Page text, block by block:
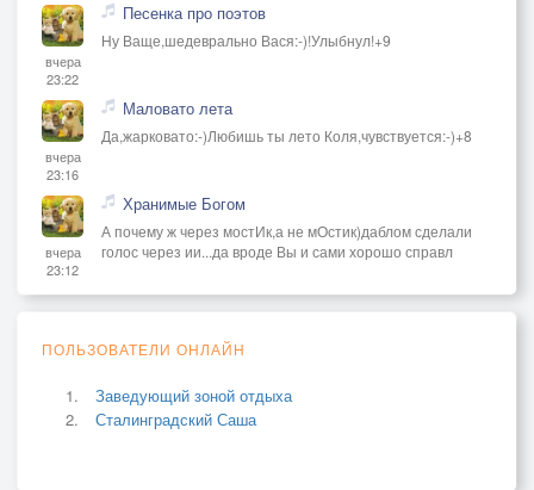
вчера
23:22
Песенка про поэтов
Ну Ваще,шедеврально Вася:-)!Улыбнул!+9
вчера
23:16
Маловато лета
Да,жарковато:-)Любишь ты лето Коля,чувствуется:-)+8
вчера
23:12
Хранимые Богом
А почему ж через мостИк,а не мОстик)даблом сделали
голос через ии...да вроде Вы и сами хорошо справл
ПОЛЬЗОВАТЕЛИ ОНЛАЙН
Заведующий зоной отдыха
Сталинградский Саша